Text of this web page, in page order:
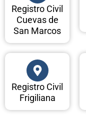
Registro Civil
Cuevas de
San Marcos
Registro Civil
Frigiliana